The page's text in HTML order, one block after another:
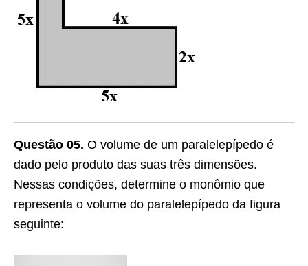
Questão 05. O volume de um paralelepípedo é
dado pelo produto das suas três dimensões.
Nessas condições, determine o monômio que
representa o volume do paralelepípedo da figura
seguinte: